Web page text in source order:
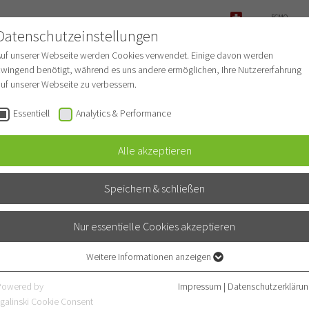
ECMO-
Patienten Für Ärzte
(Pulmonale
Öffnungszeiten
unserer Webseite werden Cookies verwendet. Einige davon werden
benötigt, während es uns andere ermöglichen, Ihre Nutzererfahrung
unserer Webseite zu verbessern.
Essentiell Analytics & Performance
Alle akzeptieren
Speichern & schließen
Nur essentielle Cookies akzeptieren
Essentielle Cookies werden für grundlegende Funktionen der Webseite
benötigt. Dadurch ist gewährleistet, dass die Webseite einwandfrei
Weitere Informationen anzeigen
by
Cookie Consent
Impressum |